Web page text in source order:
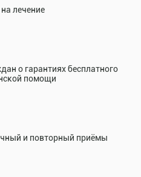
лечение
о гарантиях бесплатного
помощи
и повторный приёмы